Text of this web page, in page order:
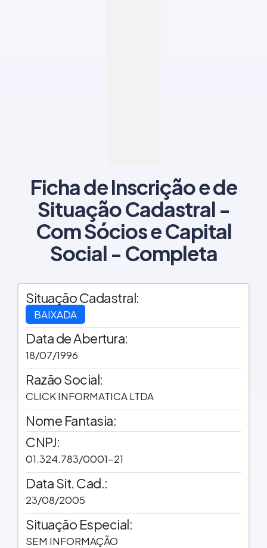
Ficha de Inscrição e de
Situação Cadastral -
Com Sócios e Capital
Social - Completa
Situação Cadastral:
BAIXADA
Data de Abertura:
18/07/1996
Razão Social:
CLICK INFORMATICA LTDA
Nome Fantasia:
CNPJ:
01.324.783/0001-21
Data Sit. Cad.:
23/08/2005
Situação Especial:
SEM INFORMAÇÃO